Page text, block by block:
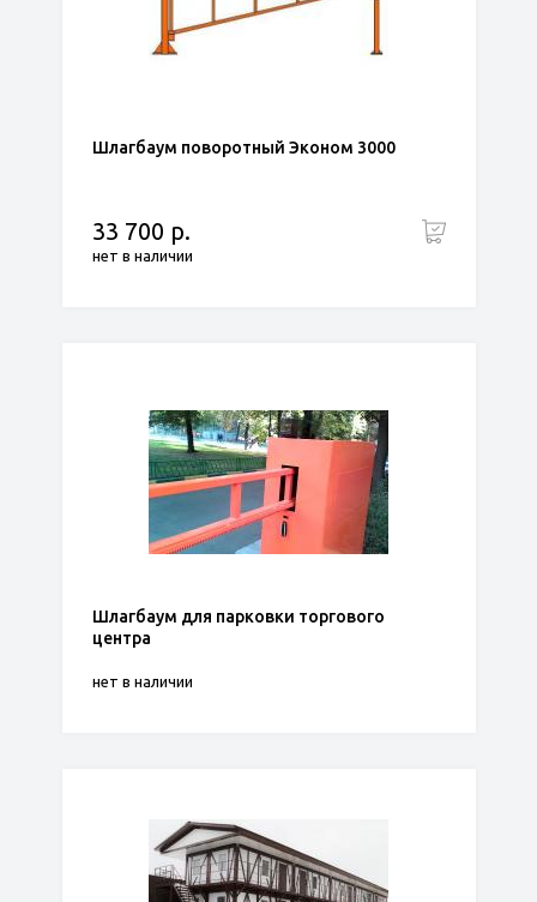
Шлагбаум поворотный Эконом 3000
33 700 р.
нет в наличии
Шлагбаум для парковки торгового
центра
нет в наличии